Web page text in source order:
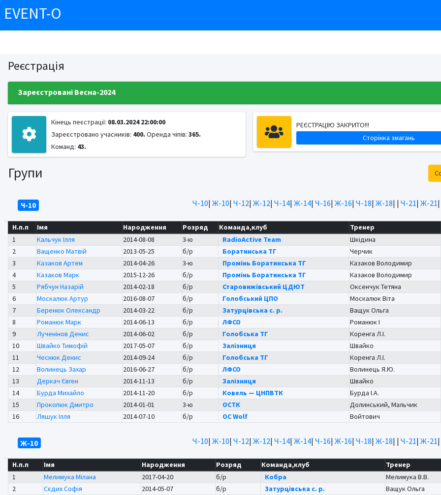
EVENT-O
Реєстрація
Зареєстровані Весна-2024
Кінець пеєстрації: 08.03.2024 22:00:00
Зареєстровано учасників: 400. Оренда чіпів: 365.
Команд: 43.
РЕЄСТРАЦІЮ ЗАКРИТО!!!
Сторінка змагань
Групи
Ч-10 Ч-10| Ж-10| Ч-12| Ж-12| Ч-14| Ж-14| Ч-16| Ж-16| Ч-18| Ж-18| | Ч-21| Ж-21|
Н.п.п Імя Народження Розряд Команда,клуб
Тренер
1
Кальчук Ілля 2014-08-08 3-ю RadioActive Team
Шкідина
2
Ващенко Матвій 2013-05-25 б/р Боратинська ТГ
Черчик
3
Казаков Артем 2014-04-26 3-ю Промінь Боратинська ТГ
Казаков Володимир
4
Казаков Марк 2015-12-26 б/р Промінь Боратинська ТГ
Казаков Володимир
5
Рябчун Назарій 2014-02-18 б/р Старовижівський ЦДЮТ
Оксенчук Тетяна
6
Москалюк Артур 2016-08-07 б/р Голобський ЦПО
Москалюк Віта
7
Беренюк Олександр 2014-03-22 б/р Затурцівська с. р.
Ващук Ольга
8
Романюк Марк 2014-06-13 б/р ЛФСО
Романюк І
9
Лученінов Денис 2014-06-02 б/р Голобська ТГ
Коренга Л.І.
10
Швайко Тимофій 2017-05-07 б/р Залізниця
Швайко
11
Чеснюк Денис 2014-09-24 б/р Голобська ТГ
Коренга Л.І.
12
Волинець Захар 2016-06-27 б/р ЛФСО
Волинець Я.Ю.
13
Деркач Євген 2014-11-13 б/р Залізниця
Швайко
14
Бурда Михайло 2014-11-20 б/р Ковель — ЦНПВТК
Бурда І.А.
15
Прокопюк Дмитро 2014-01-01 3-ю ОСТК
Долинський, Мальчик
16
Ляшук Ілля 2014-07-10 б/р OC Wolf Войтович
Ж-10 Ч-10| Ж-10| Ч-12| Ж-12| Ч-14| Ж-14| Ч-16| Ж-16| Ч-18| Ж-18| | Ч-21| Ж-21|
Н.п.п Імя Народження Розряд Команда,клуб
Тренер
1
Мелимука Мілана 2017-04-20 б/р Кобра
Мелимука В.В.
2
Сєдих Софія 2014-05-07 б/р Затурцівська с. р.
Ващук Ольга